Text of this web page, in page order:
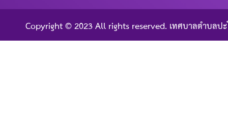
Copyright © 2023 All rights reserved. เทศบาลตำบลป